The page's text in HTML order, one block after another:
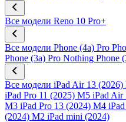
Все модели Reno 10 Pro+
Все модели Phone (4a) Pro
Phone (3a) Pro Nothing Phone
Все модели iPad Air 13 (2026)
iPad Pro 11 (2025) M5 iPad Air
M3 iPad Pro 13 (2024) M4
(2024) M2 iPad mini (2024)